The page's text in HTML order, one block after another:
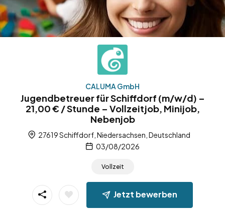
CALUMA GmbH
Jugendbetreuer für Schiffdorf (m/w/d) –
21,00 € / Stunde – Vollzeitjob, Minijob,
Nebenjob
27619 Schiffdorf, Niedersachsen, Deutschland
03/08/2026
Vollzeit
Jetzt bewerben